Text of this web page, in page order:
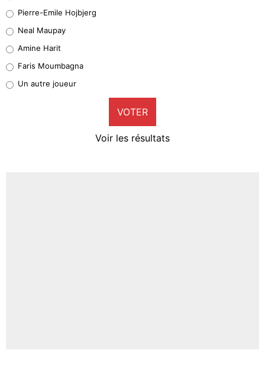
5%
1%
9%
Pierre-Emile Hojbjerg
Neal Maupay
Amine Harit
Faris Moumbagna
Un autre joueur
VOTER
Voir les résultats